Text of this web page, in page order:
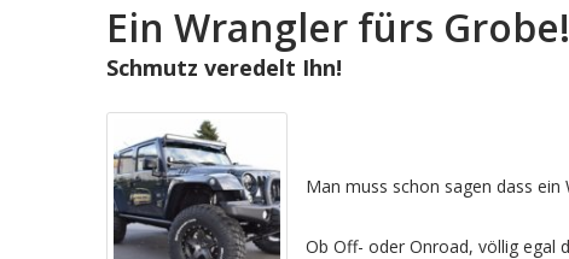
Ein Wrangler fürs Grobe!
Schmutz veredelt Ihn!
Man muss schon sagen dass
Ob Off- oder Onroad, völlig egal